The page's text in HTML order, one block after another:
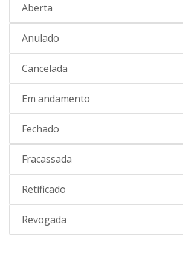
Aberta
Anulado
Cancelada
Em andamento
Fechado
Fracassada
Retificado
Revogada